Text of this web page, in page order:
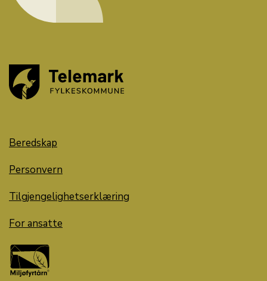
Beredskap
Personvern
Tilgjengelighetserklæring
For ansatte